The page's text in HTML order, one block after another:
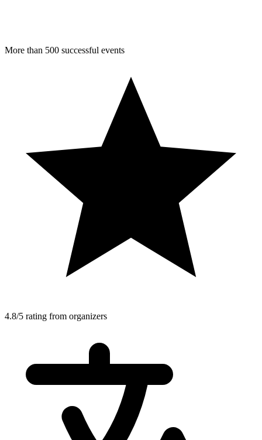
More than 500 successful events
4.8/5 rating from organizers